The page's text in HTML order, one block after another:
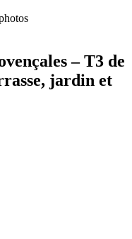
– T3 de
jardin et